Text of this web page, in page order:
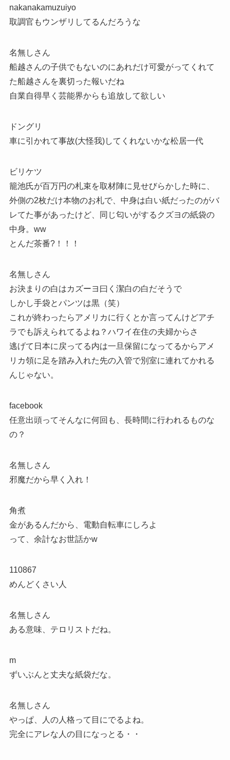
nakanakamuzuiyo
取調官もウンザリしてるんだろうな
名無しさん
船越さんの子供でもないのにあれだけ可愛がってくれて
た船越さんを裏切った報いだね
自業自得早く芸能界からも追放して欲しい
ドングリ
車に引かれて事故(大怪我)してくれないかな松居一代
ビリケツ
籠池氏が百万円の札束を取材陣に見せびらかした時に、
外側の2枚だけ本物のお札で、中身は白い紙だったのがバ
レてた事があったけど、同じ匂いがするクズヨの紙袋の
中身。ww
とんだ茶番?！！！
名無しさん
お決まりの白はカズーヨ曰く潔白の白だそうで
しかし手袋とパンツは黒（笑）
これが終わったらアメリカに行くとか言ってんけどアチ
ラでも訴えられてるよね？ハワイ在住の夫婦からさ
逃げて日本に戻ってる内は一旦保留になってるからアメ
リカ領に足を踏み入れた先の入管で別室に連れてかれる
んじゃない。
facebook
任意出頭ってそんなに何回も、長時間に行われるものな
の？
名無しさん
邪魔だから早く入れ！
角煮
金があるんだから、電動自転車にしろよ
って、余計なお世話かw
110867
めんどくさい人
名無しさん
ある意味、テロリストだね。
m
ずいぶんと丈夫な紙袋だな。
名無しさん
やっぱ、人の人格って目にでるよね。
完全にアレな人の目になっとる・・